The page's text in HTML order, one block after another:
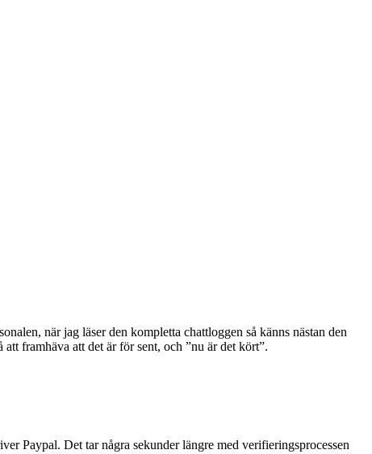
när jag läser den kompletta chattloggen så känns nästan den
framhäva att det är för sent, och ”nu är det kört”.
Paypal. Det tar några sekunder längre med verifieringsprocessen